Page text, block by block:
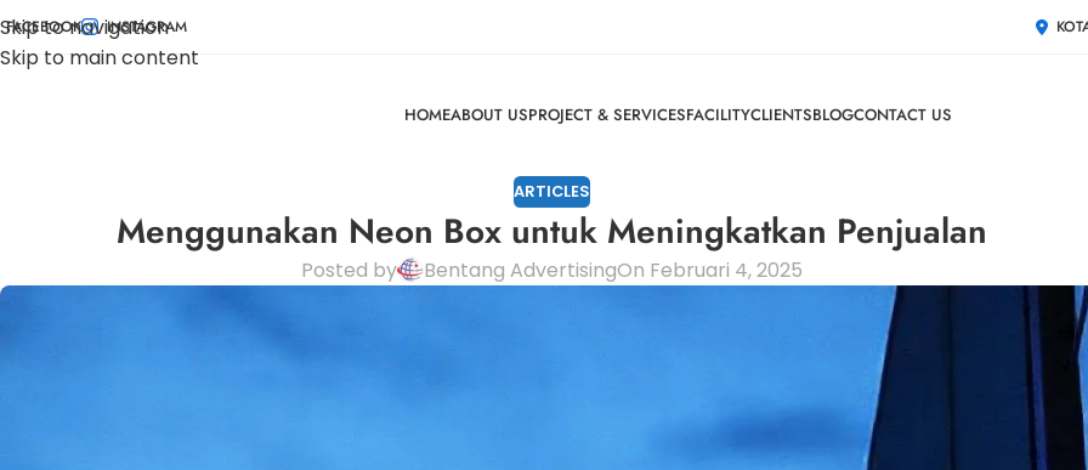
Skip to navigation
Skip to main content
FACEBOOK INSTAGRAM
HOMEABOUT USPROJECT & SERVICESFACILITYCLIENTSBLOGCONTACT US
ARTICLES
Menggunakan Neon Box untuk Meningkatkan Penjualan
Posted by Bentang AdvertisingOn Februari 4, 2025